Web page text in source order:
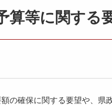
算等に関する
の確保に関する要望や、県